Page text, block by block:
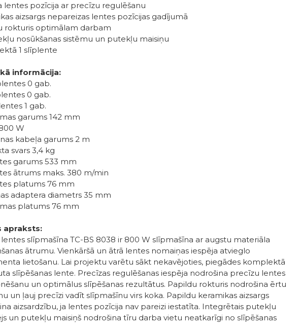
lentes pozīcija ar precīzu regulēšanu
aizsargs nepareizas lentes pozīcijas gadījumā
rokturis optimālam darbam
nosūkšanas sistēmu un putekļu maisiņu
1 slīplente
informācija:
0 gab.
0 gab.
1 gab.
garums 142 mm
W
kabeļa garums 2 m
svars 3,4 kg
garums 533 mm
ātrums maks. 380 m/min
platums 76 mm
adaptera diametrs 35 mm
platums 76 mm
apraksts:
slīpmašīna TC-BS 8038 ir 800 W slīpmašīna ar augstu materiāla
ātrumu. Vienkāršā un ātrā lentes nomaiņas iespēja atvieglo
lietošanu. Lai projektu varētu sākt nekavējoties, piegādes komplektā
slīpēšanas lente. Precīzas regulēšanas iespēja nodrošina precīzu lentes
un optimālus slīpēšanas rezultātus. Papildu rokturis nodrošina ērtu
un ļauj precīzi vadīt slīpmašīnu virs koka. Papildu keramikas aizsargs
aizsardzību, ja lentes pozīcija nav pareizi iestatīta. Integrētais putekļu
un putekļu maisiņš nodrošina tīru darba vietu neatkarīgi no slīpēšanas